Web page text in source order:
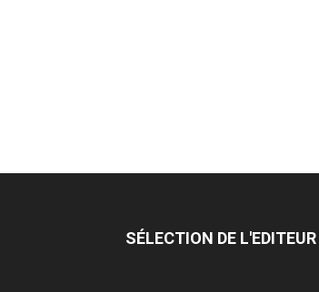
SÉLECTION DE L'EDITEUR